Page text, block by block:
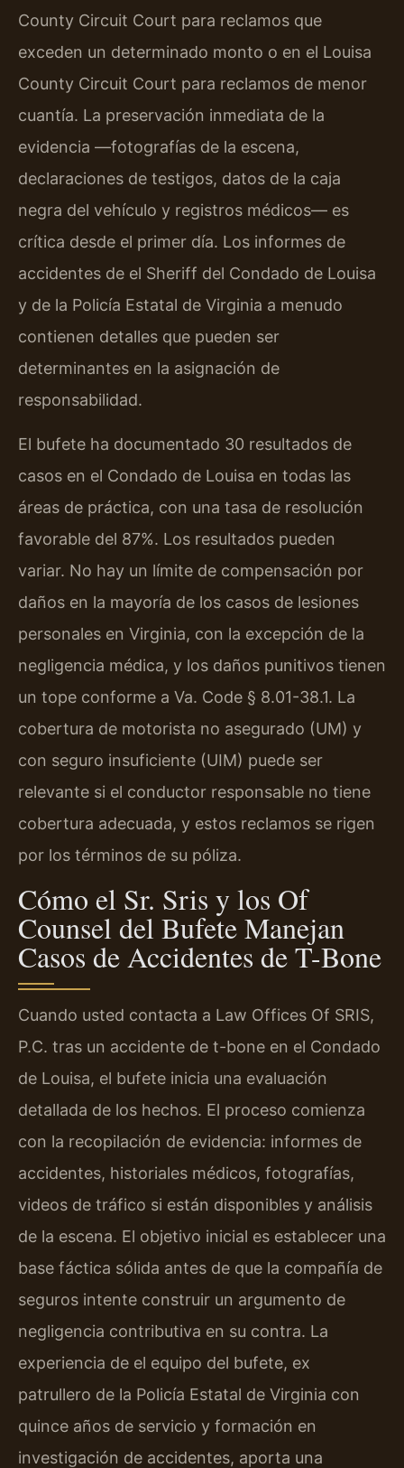
County Circuit Court para reclamos que
exceden un determinado monto o en el Louisa
County Circuit Court para reclamos de menor
cuantía. La preservación inmediata de la
evidencia —fotografías de la escena,
declaraciones de testigos, datos de la caja
negra del vehículo y registros médicos— es
crítica desde el primer día. Los informes de
accidentes de el Sheriff del Condado de Louisa
y de la Policía Estatal de Virginia a menudo
contienen detalles que pueden ser
determinantes en la asignación de
responsabilidad.
El bufete ha documentado 30 resultados de
casos en el Condado de Louisa en todas las
áreas de práctica, con una tasa de resolución
favorable del 87%. Los resultados pueden
variar. No hay un límite de compensación por
daños en la mayoría de los casos de lesiones
personales en Virginia, con la excepción de la
negligencia médica, y los daños punitivos tienen
un tope conforme a Va. Code § 8.01-38.1. La
cobertura de motorista no asegurado (UM) y
con seguro insuficiente (UIM) puede ser
relevante si el conductor responsable no tiene
cobertura adecuada, y estos reclamos se rigen
por los términos de su póliza.
Cómo el Sr. Sris y los Of
Counsel del Bufete Manejan
Casos de Accidentes de T-Bone
Cuando usted contacta a Law Offices Of SRIS,
P.C. tras un accidente de t-bone en el Condado
de Louisa, el bufete inicia una evaluación
detallada de los hechos. El proceso comienza
con la recopilación de evidencia: informes de
accidentes, historiales médicos, fotografías,
videos de tráfico si están disponibles y análisis
de la escena. El objetivo inicial es establecer una
base fáctica sólida antes de que la compañía de
seguros intente construir un argumento de
negligencia contributiva en su contra. La
experiencia de el equipo del bufete, ex
patrullero de la Policía Estatal de Virginia con
quince años de servicio y formación en
investigación de accidentes, aporta una